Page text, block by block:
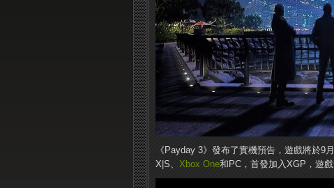
《Payday 3》發布了實機預告，遊戲將於9
X|S、 Xbox One和PC，首發加入XGP，遊